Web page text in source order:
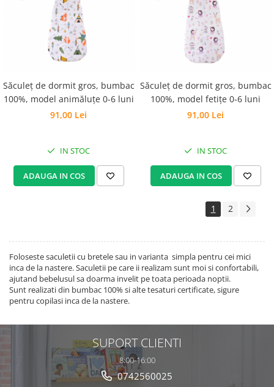
Săculeț de dormit gros, bumbac
100%, model animăluțe 0-6 luni
91,00 Lei
IN STOC
ADAUGA IN COS
Săculeț de dormit gros, bumbac
100%, model fetițe 0-6 luni
91,00 Lei
IN STOC
ADAUGA IN COS
1 2
Foloseste saculetii cu bretele sau in varianta simpla pentru cei mici
inca de la nastere. Saculetii pe care ii realizam sunt moi si confortabili,
ajutand bebelusul sa doarma invelit pe toata perioada noptii.
Sunt realizati din bumbac 100% si alte tesaturi certificate, sigure
pentru copilasi inca de la nastere.
SUPORT CLIENTI
8:00-16:00
0742560025